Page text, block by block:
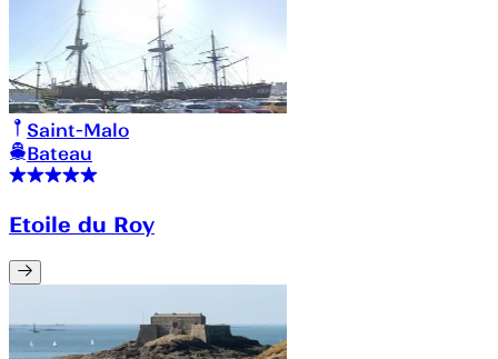
Saint-Malo
Bateau
Etoile du Roy